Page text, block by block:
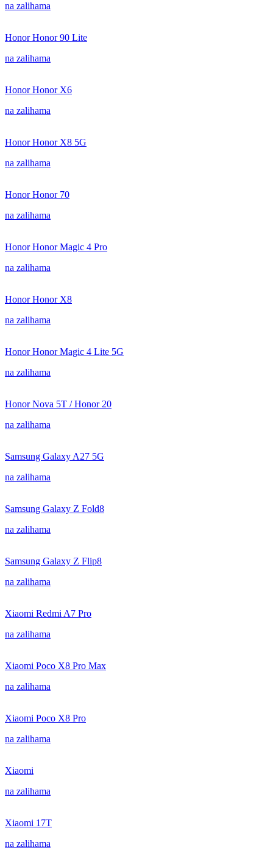
na zalihama
Honor Honor 90 Lite
na zalihama
Honor Honor X6
na zalihama
Honor Honor X8 5G
na zalihama
Honor Honor 70
na zalihama
Honor Honor Magic 4 Pro
na zalihama
Honor Honor X8
na zalihama
Honor Honor Magic 4 Lite 5G
na zalihama
Honor Nova 5T / Honor 20
na zalihama
Samsung Galaxy A27 5G
na zalihama
Samsung Galaxy Z Fold8
na zalihama
Samsung Galaxy Z Flip8
na zalihama
Xiaomi Redmi A7 Pro
na zalihama
Xiaomi Poco X8 Pro Max
na zalihama
Xiaomi Poco X8 Pro
na zalihama
Xiaomi
na zalihama
Xiaomi 17T
na zalihama